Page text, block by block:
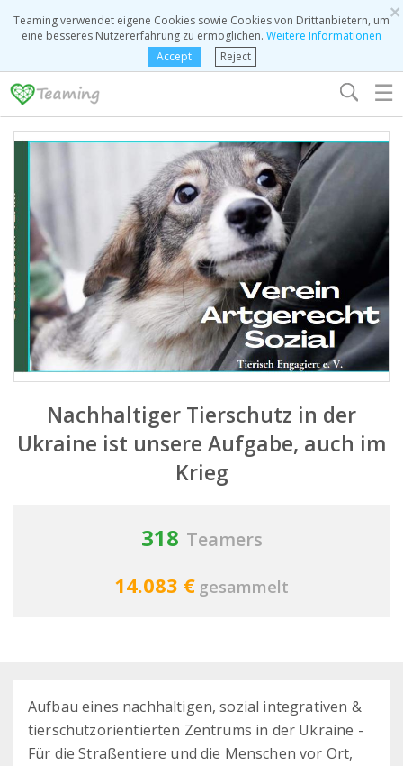
×
Teaming verwendet eigene Cookies sowie Cookies von Drittanbietern, um
eine besseres Nutzererfahrung zu ermöglichen. Weitere Informationen
Accept
Reject
☰
Nachhaltiger Tierschutz in der
Ukraine ist unsere Aufgabe, auch im
Krieg
318 Teamers
14.083 € gesammelt
Aufbau eines nachhaltigen, sozial integrativen &
tierschutzorientierten Zentrums in der Ukraine -
Für die Straßentiere und die Menschen vor Ort,